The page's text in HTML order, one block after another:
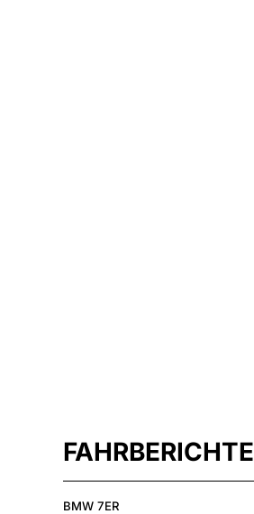
FAHRBERICHTE
BMW 7ER